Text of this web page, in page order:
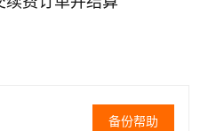
备份帮助